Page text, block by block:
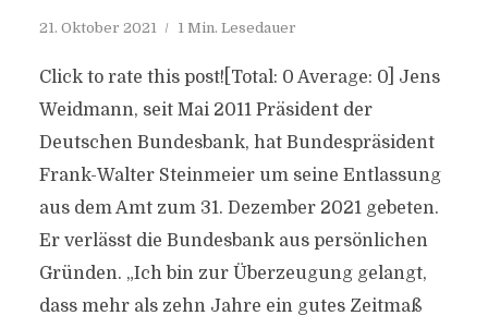
21. Oktober 2021 1 Min. Lesedauer
Click to rate this post![Total: 0 Average: 0] Jens
Weidmann, seit Mai 2011 Präsident der
Deutschen Bundesbank, hat Bundespräsident
Frank-Walter Steinmeier um seine Entlassung
aus dem Amt zum 31. Dezember 2021 gebeten.
Er verlässt die Bundesbank aus persönlichen
Gründen. „Ich bin zur Überzeugung gelangt,
dass mehr als zehn Jahre ein gutes Zeitmaß